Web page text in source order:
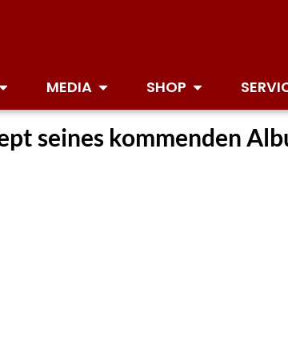
MEDIA SHOP
seines kommenden